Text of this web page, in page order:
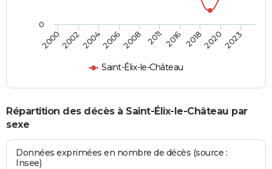
Saint-Élix-le-Château
20002002200420062008 2011 2016 201820202023
0
Répartition des décès à Saint-Élix-le-Château par
sexe
Données exprimées en nombre de décès (source :
Insee)